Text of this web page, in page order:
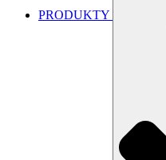
PRODUKTY